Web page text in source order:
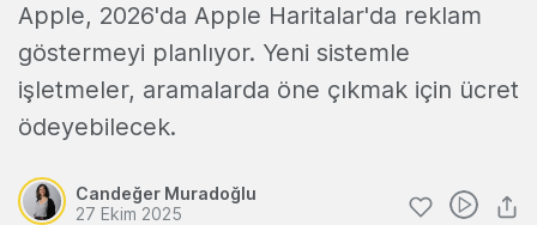
Apple, 2026'da Apple Haritalar'da reklam
göstermeyi planlıyor. Yeni sistemle
işletmeler, aramalarda öne çıkmak için ücret
ödeyebilecek.
Candeğer Muradoğlu
27 Ekim 2025